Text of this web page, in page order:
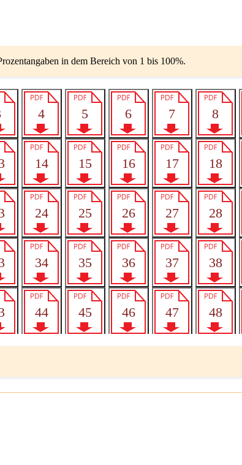
in dem Bereich von 1 bis 100%.